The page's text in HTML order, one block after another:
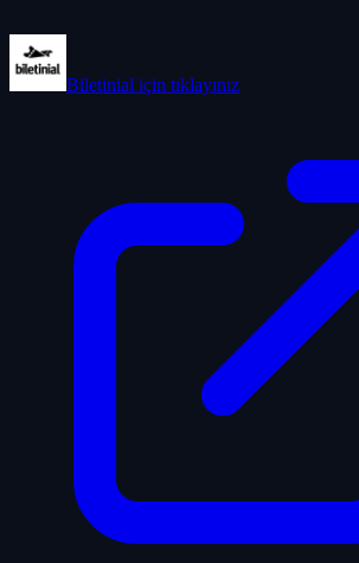
Biletinial için tıklayınız